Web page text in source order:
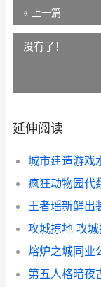
« 上一篇
没有了！
延伸阅读
王者瑶新鲜出
攻城掠地 攻
熔炉之城同业
第五人格暗夜